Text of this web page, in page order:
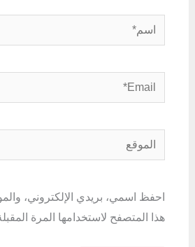
اسم*
Email*
الموقع
احفظ اسمي، بريدي الإلكتروني،
هذا المتصفح لاستخدامها المرة